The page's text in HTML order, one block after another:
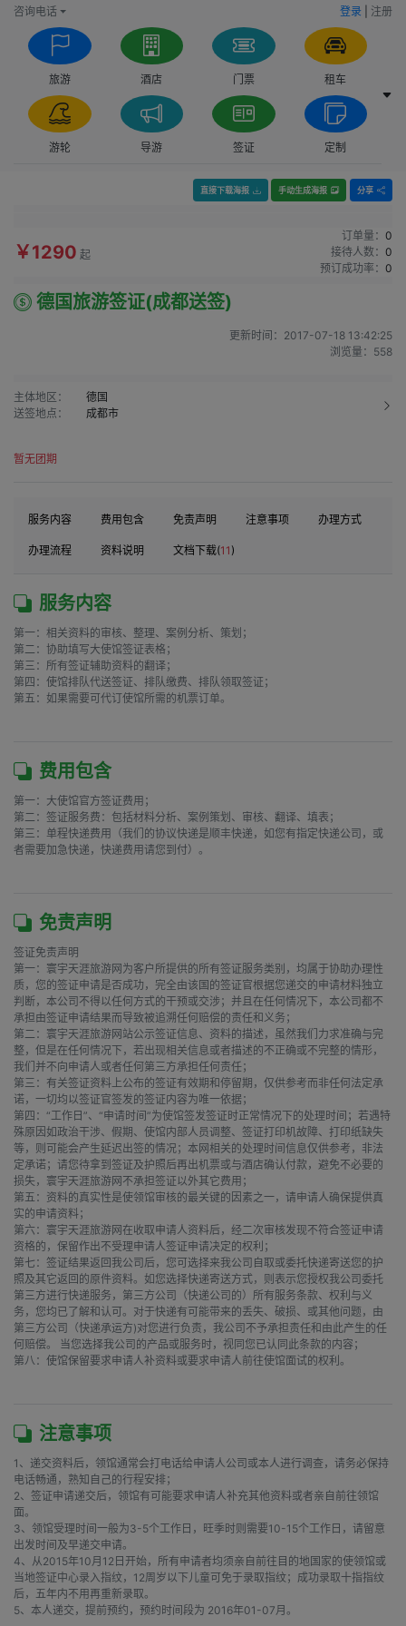
咨询电话 登录 注册
旅游 酒店 门票 租车
游轮 导游 签证 定制
直接下载海报 手动生成海报 分享
￥1290 起
订单量： 0
接待人数： 0
预订成功率： 0
德国旅游签证(成都送签)
更新时间： 2017-07-18 13:42:25
浏览量： 558
主体地区：
德国
送签地点：
成都市
暂无团期
服务内容 费用包含 免责声明 注意事项 办理方式
办理流程 资料说明 文档下载(11 )
服务内容
第一：相关资料的审核、整理、案例分析、策划；
第二：协助填写大使馆签证表格；
第三：所有签证辅助资料的翻译；
第四：使馆排队代送签证、排队缴费、排队领取签证；
第五：如果需要可代订使馆所需的机票订单。
费用包含
第一：大使馆官方签证费用；
第二：签证服务费：包括材料分析、案例策划、审核、翻译、填表；
第三：单程快递费用（我们的协议快递是顺丰快递，如您有指定快递公司，或
者需要加急快递，快递费用请您到付）。
免责声明
签证免责声明
第一：寰宇天涯旅游网为客户所提供的所有签证服务类别，均属于协助办理性
质，您的签证申请是否成功，完全由该国的签证官根据您递交的申请材料独立
判断，本公司不得以任何方式的干预或交涉；并且在任何情况下，本公司都不
承担由签证申请结果而导致被追溯任何赔偿的责任和义务；
第二：寰宇天涯旅游网站公示签证信息、资料的描述，虽然我们力求准确与完
整，但是在任何情况下，若出现相关信息或者描述的不正确或不完整的情形，
我们并不向申请人或者任何第三方承担任何责任；
第三：有关签证资料上公布的签证有效期和停留期，仅供参考而非任何法定承
诺，一切均以签证官签发的签证内容为唯一依据；
第四：“工作日”、“申请时间”为使馆签发签证时正常情况下的处理时间；若遇特
殊原因如政治干涉、假期、使馆内部人员调整、签证打印机故障、打印纸缺失
等，则可能会产生延迟出签的情况；本网相关的处理时间信息仅供参考，非法
定承诺；请您待拿到签证及护照后再出机票或与酒店确认付款，避免不必要的
损失，寰宇天涯旅游网不承担签证以外其它费用；
第五：资料的真实性是使领馆审核的最关键的因素之一，请申请人确保提供真
实的申请资料；
第六：寰宇天涯旅游网在收取申请人资料后，经二次审核发现不符合签证申请
资格的，保留作出不受理申请人签证申请决定的权利；
第七：签证结果返回我公司后，您可选择来我公司自取或委托快递寄送您的护
照及其它返回的原件资料。如您选择快递寄送方式，则表示您授权我公司委托
第三方进行快递服务，第三方公司（快递公司的）所有服务条款、权利与义
务，您均已了解和认可。对于快递有可能带来的丢失、破损、或其他问题，由
第三方公司（快递承运方)对您进行负责，我公司不予承担责任和由此产生的任
何赔偿。 当您选择我公司的产品或服务时，视同您已认同此条款的内容；
第八：使馆保留要求申请人补资料或要求申请人前往使馆面试的权利。
注意事项
1、递交资料后，领馆通常会打电话给申请人公司或本人进行调查，请务必保持
电话畅通，熟知自己的行程安排；
2、签证申请递交后，领馆有可能要求申请人补充其他资料或者亲自前往领馆
面。
3、领馆受理时间一般为3-5个工作日，旺季时则需要10-15个工作日，请留意
出发时间及早递交申请。
4、从2015年10月12日开始，所有申请者均须亲自前往目的地国家的使领馆或
当地签证中心录入指纹，12周岁以下儿童可免于录取指纹；成功录取十指指纹
后，五年内不用再重新录取。